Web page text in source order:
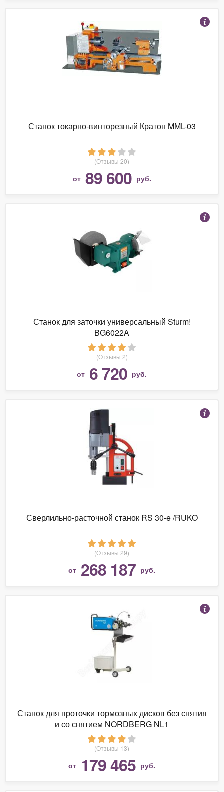
Станок токарно-винторезный Кратон MML-03
(Отзывы 20)
от 89 600 руб.
Станок для заточки универсальный Sturm!
BG6022A
(Отзывы 2)
от 6 720 руб.
Сверлильно-расточной станок RS 30-e /RUKO
(Отзывы 29)
от 268 187 руб.
Станок для проточки тормозных дисков без снятия
и со снятием NORDBERG NL1
(Отзывы 13)
от 179 465 руб.